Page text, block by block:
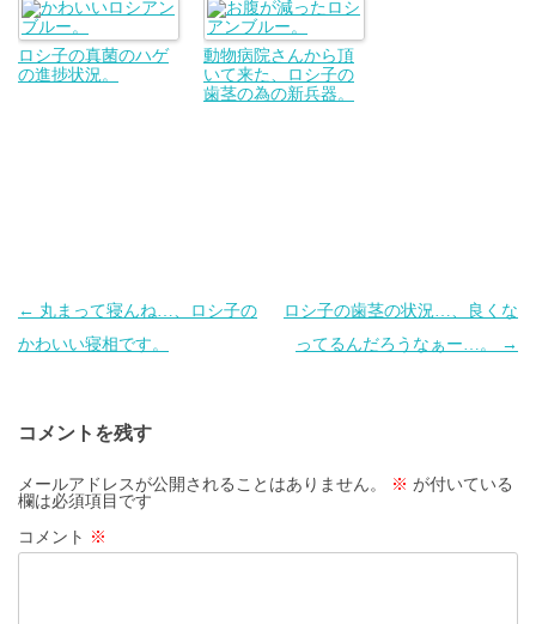
ロシ子の真菌のハゲ
の進捗状況。
動物病院さんから頂
いて来た、ロシ子の
歯茎の為の新兵器。
投
稿
ゲ
ー
シ
ョ
← 丸まって寝んね…、ロシ子の
かわいい寝相です。
ロシ子の歯茎の状況…、良くな
ってるんだろうなぁー…。
→
コメントを残す
メールアドレスが公開されることはありません。 ※ が付いている
欄は必須項目です
コメント ※